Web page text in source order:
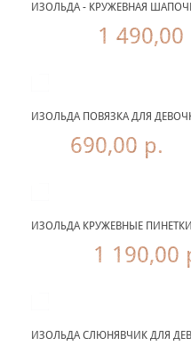
ИЗОЛЬДА - КРУЖЕВНАЯ
1 490,00
ИЗОЛЬДА ПОВЯЗКА ДЛЯ
690,00 р.
ИЗОЛЬДА КРУЖЕВНЫЕ
1 190,00
ИЗОЛЬДА СЛЮНЯВЧИК ДЛЯ